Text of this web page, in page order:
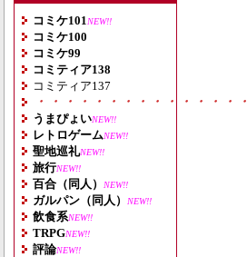
コミケ101 NEW!!
コミケ100
コミケ99
コミティア138
コミティア137
・・・・・・・・・・・・・・
うまぴょいNEW!!
レトロゲームNEW!!
聖地巡礼NEW!!
旅行NEW!!
百合（同人） NEW!!
ガルパン（同人） NEW!!
飲食系NEW!!
TRPGNEW!!
評論NEW!!